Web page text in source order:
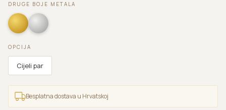
DRUGE BOJE METALA
OPCIJA
Cijeli par
Besplatna dostava u Hrvatskoj